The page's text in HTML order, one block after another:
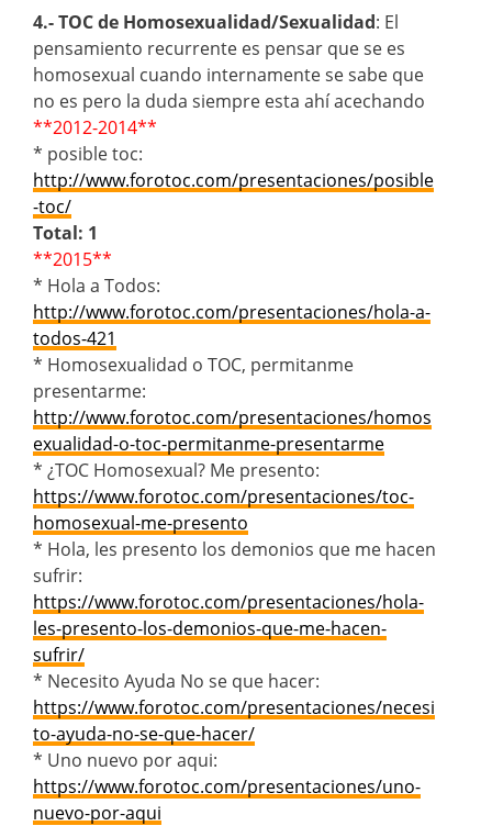
4.- TOC de Homosexualidad/Sexualidad: El
pensamiento recurrente es pensar que se es
homosexual cuando internamente se sabe que
no es pero la duda siempre esta ahí acechando
**2012-2014**
* posible toc:
http://www.forotoc.com/presentaciones/posible
-toc/
Total: 1
**2015**
* Hola a Todos:
http://www.forotoc.com/presentaciones/hola-a-
todos-421
* Homosexualidad o TOC, permitanme
presentarme:
http://www.forotoc.com/presentaciones/homos
exualidad-o-toc-permitanme-presentarme
* ¿TOC Homosexual? Me presento:
https://www.forotoc.com/presentaciones/toc-
homosexual-me-presento
* Hola, les presento los demonios que me hacen
sufrir:
https://www.forotoc.com/presentaciones/hola-
les-presento-los-demonios-que-me-hacen-
sufrir/
* Necesito Ayuda No se que hacer:
https://www.forotoc.com/presentaciones/necesi
to-ayuda-no-se-que-hacer/
* Uno nuevo por aqui:
https://www.forotoc.com/presentaciones/uno-
nuevo-por-aqui